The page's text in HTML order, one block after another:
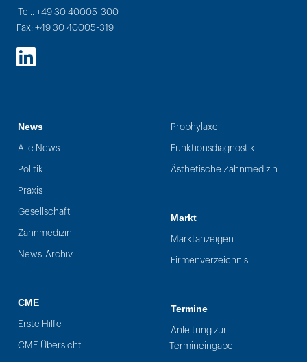
Tel.: +49 30 40005-300
Fax: +49 30 40005-319
LinkedIn
News
Alle News
Politik
Praxis
Gesellschaft
Zahnmedizin
News-Archiv
CME
Erste Hilfe
CME Übersicht
Prophylaxe
Funktionsdiagnostik
Ästhetische Zahnmedizin
Markt
Marktanzeigen
Firmenverzeichnis
Termine
Anleitung zur
Termineingabe